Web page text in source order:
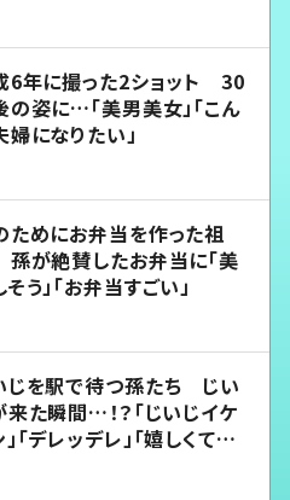
6年に撮った2ショット 30
の姿に…「美男美女」「こん
婦になりたい」
ためにお弁当を作った祖
が絶賛したお弁当に「美
う」「お弁当すごい」
じを駅で待つ孫たち じい
来た瞬間…！？「じいじイケ
「デレッデレ」「嬉しくて可